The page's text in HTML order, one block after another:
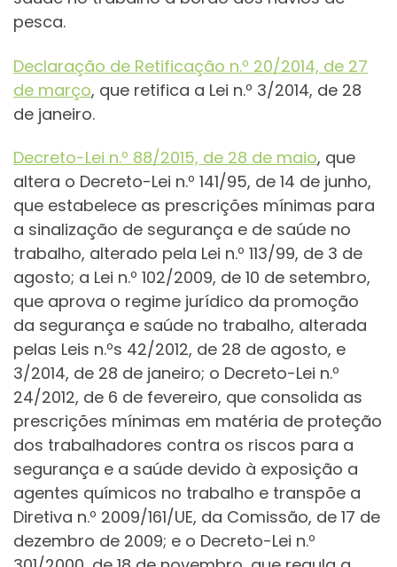
pesca.
Declaração de Retificação n.º 20/2014, de 27
de março, que retifica a Lei n.º 3/2014, de 28
de janeiro.
Decreto-Lei n.º 88/2015, de 28 de maio, que
altera o Decreto-Lei n.º 141/95, de 14 de junho,
que estabelece as prescrições mínimas para
a sinalização de segurança e de saúde no
trabalho, alterado pela Lei n.º 113/99, de 3 de
agosto; a Lei n.º 102/2009, de 10 de setembro,
que aprova o regime jurídico da promoção
da segurança e saúde no trabalho, alterada
pelas Leis n.ºs 42/2012, de 28 de agosto, e
3/2014, de 28 de janeiro; o Decreto-Lei n.º
24/2012, de 6 de fevereiro, que consolida as
prescrições mínimas em matéria de proteção
dos trabalhadores contra os riscos para a
segurança e a saúde devido à exposição a
agentes químicos no trabalho e transpõe a
Diretiva n.º 2009/161/UE, da Comissão, de 17 de
dezembro de 2009; e o Decreto-Lei n.º